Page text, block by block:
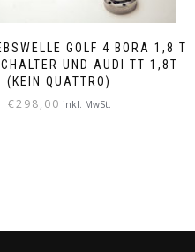
GOLF 4 BORA 1,8 T
UND AUDI TT 1,8T
(KEIN QUATTRO)
€298,00 inkl. MwSt.